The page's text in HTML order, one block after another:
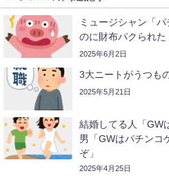
ミュージシャン「
のに財布パクられた
2025年6月2日
3大ニートがうつも
2025年5月21日
結婚してる人「GW
男「GWはパチンコ
ぞ」
2025年4月25日